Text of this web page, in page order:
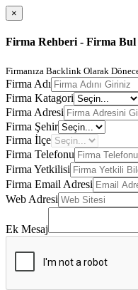
×
Firma Rehberi - Firma Bul
Firmanıza Backlink Olarak
Firma Adı
Firma Katagori
Firma Adresi
Firma Şehir
Firma İlçe
Firma Telefonu
Firma Yetkilisi
Firma Email Adresi
Web Adresi
Ek Mesaj